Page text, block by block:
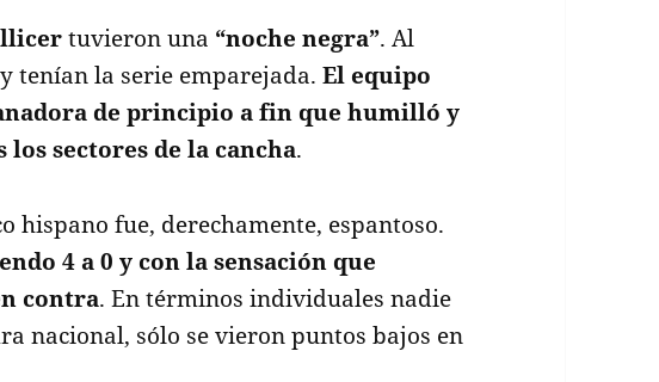
tuvieron una “noche negra”. Al
tenían la serie emparejada.El equipo
de principio a fin que humilló y
sectores de la cancha.
hispano fue, derechamente, espantoso.
4 a 0 y con la sensación que
contra. En términos individuales nadie
nacional, sólo se vieron puntos bajos en